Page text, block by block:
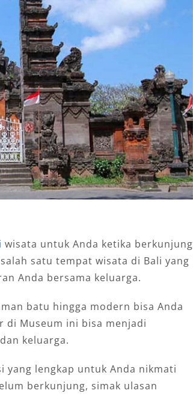
wisata untuk Anda ketika berkunjung
satu tempat wisata di Bali yang
Anda bersama keluarga.
batu hingga modern bisa Anda
Museum ini bisa menjadi
keluarga.
yang lengkap untuk Anda nikmati
berkunjung, simak ulasan